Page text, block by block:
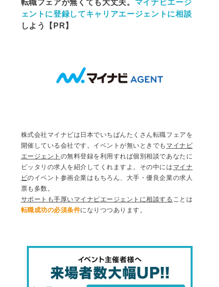
転職フェアが無くても大丈夫。 マイナビエージ
ェントに登録してキャリアエージェントに相談
しよう【PR】
株式会社マイナビは日本でいちばんたくさん転職フェアを
開催している会社です。イベントが無いときでも マイナビ
エージェント の無料登録を利用すれば個別相談であなたに
ピッタリの求人を紹介してくれますよ。その中には マイナ
ビのイベント参画企業はもちろん、大手・優良企業の求人
票も多数。
サポートも手厚いマイナビエージェントに相談する ことは
転職成功の必須条件になりつつあります。